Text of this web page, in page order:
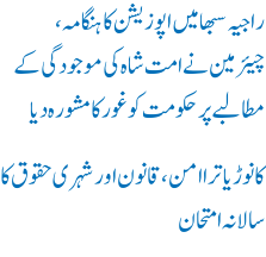
ں
:
راجیہ سبھا میں اپوزیشن کا ہنگامہ،
چیئرمین نے امت شاہ کی موجودگی کے
مطالبے پر حکومت کو غور کا مشورہ دیا
کانوڑ یاترا امن،قانون اور شہری حقوق کا
سالانہ امتحان